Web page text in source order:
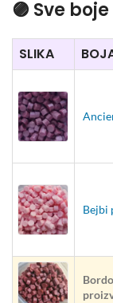
🟣 Sve
SLIKA
Bejbi